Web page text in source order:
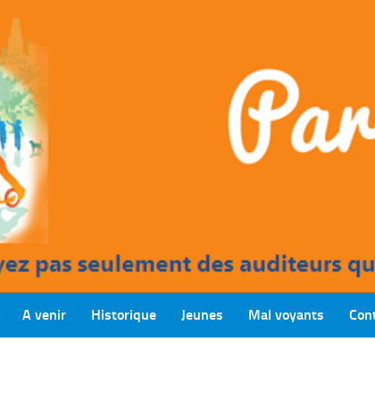
A venir Historique Jeunes Mal voyants